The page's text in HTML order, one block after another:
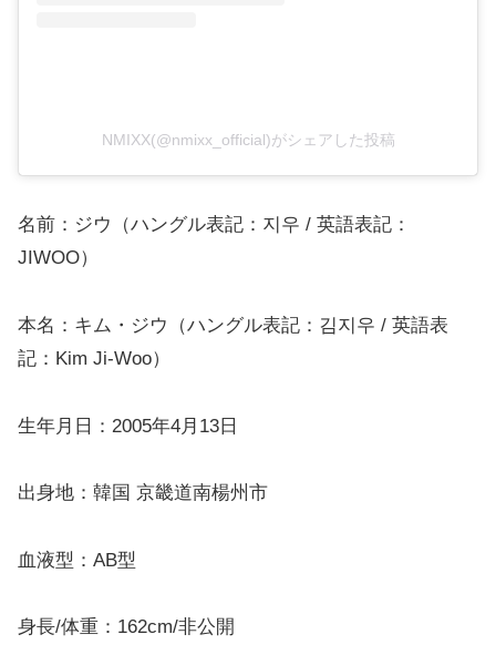
NMIXX(@nmixx_official)がシェアした投稿
名前：ジウ（ハングル表記：지우 / 英語表記：
JIWOO）
本名：キム・ジウ（ハングル表記：김지우 / 英語表
記：Kim Ji-Woo）
生年月日：2005年4月13日
出身地：韓国 京畿道南楊州市
血液型：AB型
身長/体重：162cm/非公開